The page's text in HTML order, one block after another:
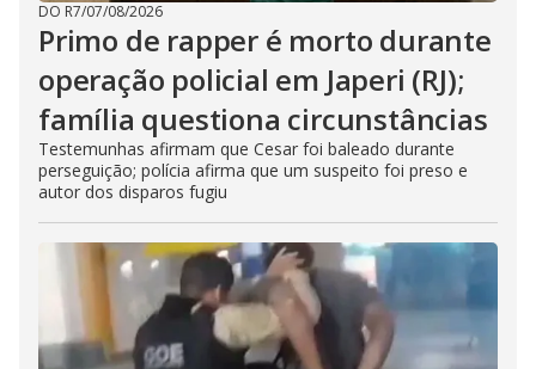
DO R7/07/08/2026
Primo de rapper é morto durante
operação policial em Japeri (RJ);
família questiona circunstâncias
Testemunhas afirmam que Cesar foi baleado durante
perseguição; polícia afirma que um suspeito foi preso e
autor dos disparos fugiu